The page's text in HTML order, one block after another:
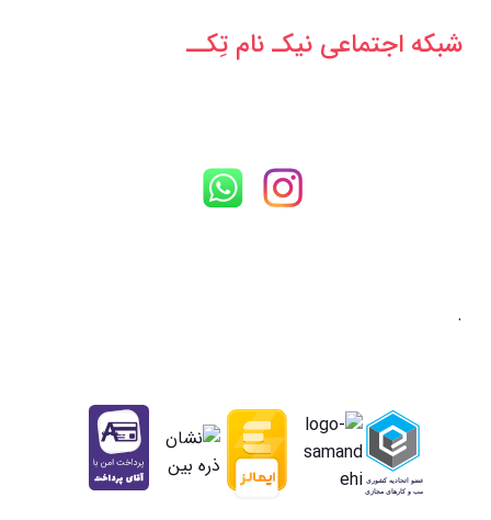
شبکه‌ اجتماعی نیکـ نام تِکــ
.